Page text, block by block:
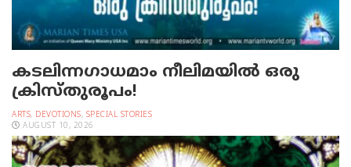
കടലിന്നഗാധമാം നീലിമയില്‍ ഒരു
ക്രിസ്തുരൂപം!
ARTS, DEVOTIONS, SPECIAL STORIES
AUGUST 10, 2026